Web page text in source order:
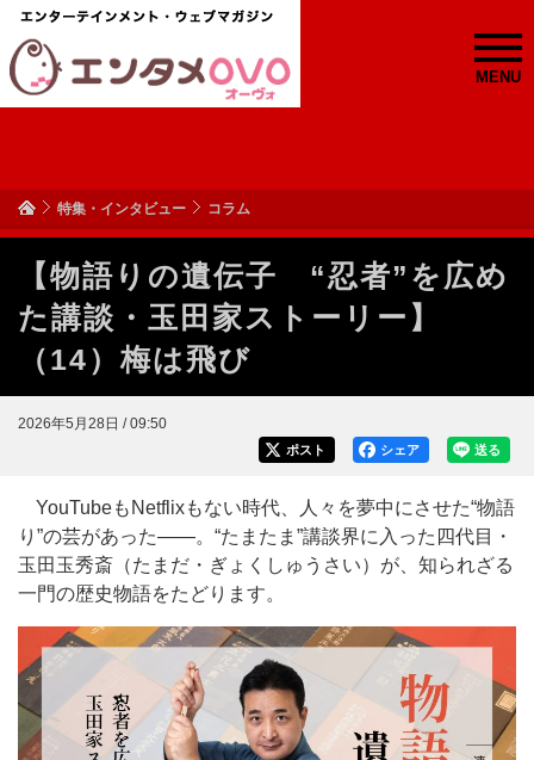
MENU
特集・インタビュー コラム
【物語りの遺伝子 “忍者”を広め
た講談・玉田家ストーリー】
（14）梅は飛び
2026年5月28日 / 09:50
送る
シェア
ポスト
YouTubeもNetflixもない時代、人々を夢中にさせた“物語
り”の芸があった——。“たまたま”講談界に入った四代目・
玉田玉秀斎（たまだ・ぎょくしゅうさい）が、知られざる
一門の歴史物語をたどります。